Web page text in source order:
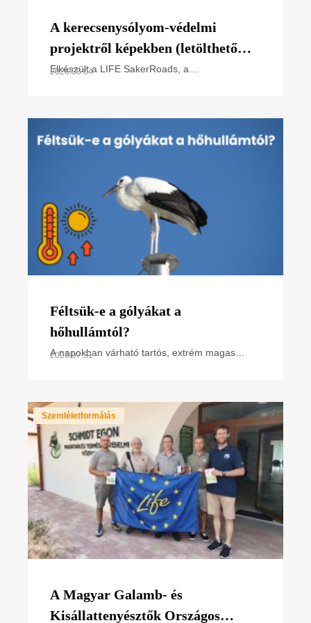
A kerecsenysólyom-védelmi
projektről képekben (letölthető
poszter)
Elkészült a LIFE SakerRoads, a
2026.08.04
Féltsük-e a gólyákat a
hőhullámtól?
A napokban várható tartós, extrém magas
2026.07.31
Szemléletformálás
A Magyar Galamb- és
Kisállattenyésztők Országos